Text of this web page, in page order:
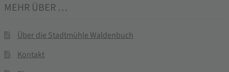
MEHR ÜBER …
Über die Stadtmühle Waldenbuch
Kontakt